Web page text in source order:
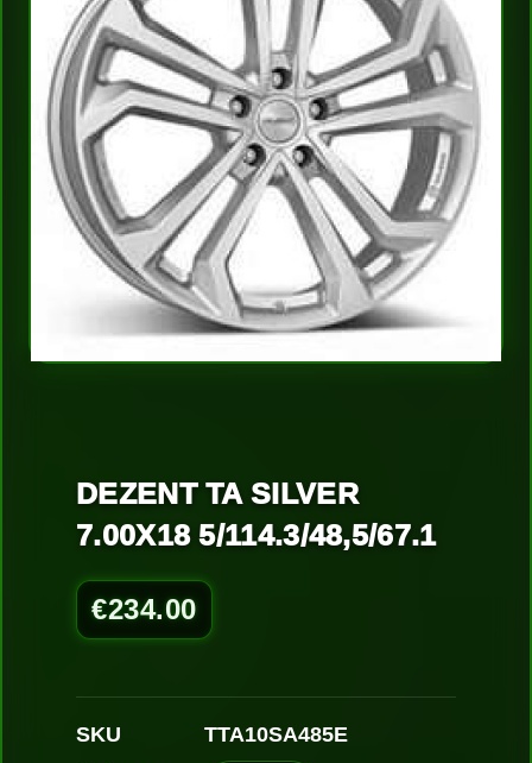
DEZENT TA SILVER
7.00X18 5/114.3/48,5/67.1
€234.00
SKU
TTA10SA485E